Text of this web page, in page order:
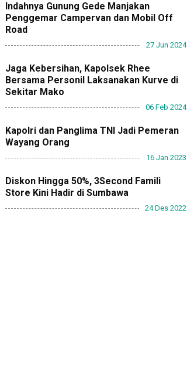
Indahnya Gunung Gede Manjakan
Penggemar Campervan dan Mobil Off
Road
27 Jun 2024
Jaga Kebersihan, Kapolsek Rhee
Bersama Personil Laksanakan Kurve di
Sekitar Mako
06 Feb 2024
Kapolri dan Panglima TNI Jadi Pemeran
Wayang Orang
16 Jan 2023
Diskon Hingga 50%, 3Second Famili
Store Kini Hadir di Sumbawa
24 Des 2022